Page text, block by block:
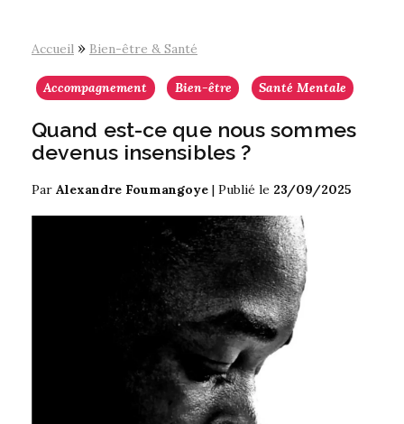
Accueil » Bien-être & Santé
Accompagnement Bien-être Santé Mentale
Quand est-ce que nous sommes
devenus insensibles ?
Par Alexandre Foumangoye | Publié le 23/09/2025